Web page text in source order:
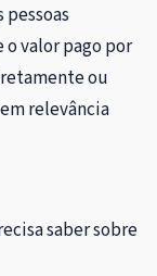
valor pago por
ou
relevância
saber sobre